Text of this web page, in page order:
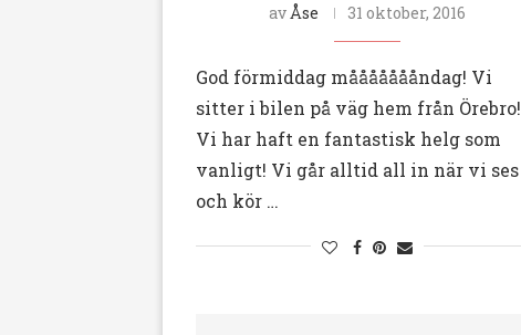
avÅse 31 oktober, 2016
God förmiddag måååååååndag! Vi
sitter i bilen på väg hem från Örebro!
Vi har haft en fantastisk helg som
vanligt! Vi går alltid all in när vi ses
och kör …